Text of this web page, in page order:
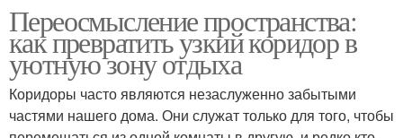
Переосмысление пространства:
как превратить узкий коридор в
уютную зону отдыха
Коридоры часто являются незаслуженно забытыми
частями нашего дома. Они служат только для того, чтобы